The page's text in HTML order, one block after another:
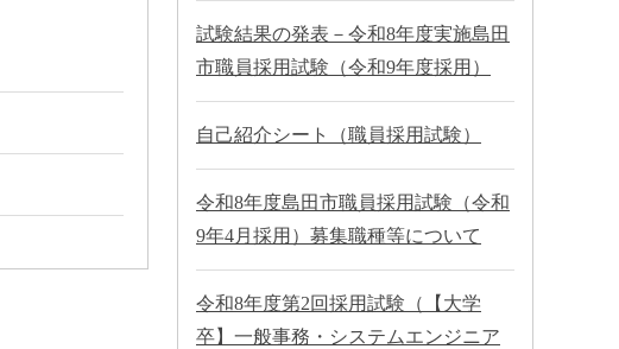
試験結果の発表－令和8年度実施島田
市職員採用試験（令和9年度採用）
自己紹介シート（職員採用試験）
令和8年度島田市職員採用試験（令和
9年4月採用）募集職種等について
令和8年度第2回採用試験（【大学
卒】一般事務・システムエンジニア